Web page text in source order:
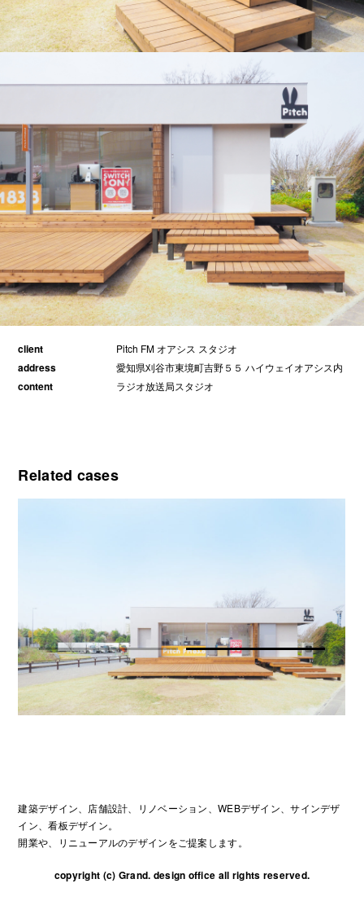
client Pitch FM オアシス スタジオ
address 愛知県刈谷市東境町吉野５５ ハイウェイオアシス内
content ラジオ放送局スタジオ
Related cases
建築デザイン、店舗設計、リノベーション、WEBデザイン、サインデザ
イン、看板デザイン。
開業や、リニューアルのデザインをご提案します。
copyright (c) Grand. design office all rights reserved.